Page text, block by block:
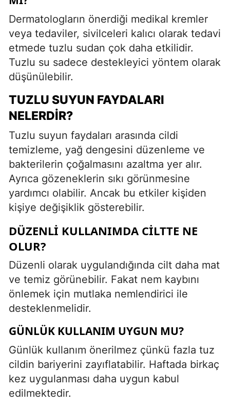
Dermatologların önerdiği medikal kremler
veya tedaviler, sivilceleri kalıcı olarak tedavi
etmede tuzlu sudan çok daha etkilidir.
Tuzlu su sadece destekleyici yöntem olarak
düşünülebilir.
TUZLU SUYUN FAYDALARI
NELERDIR?
Tuzlu suyun faydaları arasında cildi
temizleme, yağ dengesini düzenleme ve
bakterilerin çoğalmasını azaltma yer alır.
Ayrıca gözeneklerin sıkı görünmesine
yardımcı olabilir. Ancak bu etkiler kişiden
kişiye değişiklik gösterebilir.
DÜZENLI KULLANIMDA CILTTE NE
OLUR?
Düzenli olarak uygulandığında cilt daha mat
ve temiz görünebilir. Fakat nem kaybını
önlemek için mutlaka nemlendirici ile
desteklenmelidir.
GÜNLÜK KULLANIM UYGUN MU?
Günlük kullanım önerilmez çünkü fazla tuz
cildin bariyerini zayıflatabilir. Haftada birkaç
kez uygulanması daha uygun kabul
edilmektedir.